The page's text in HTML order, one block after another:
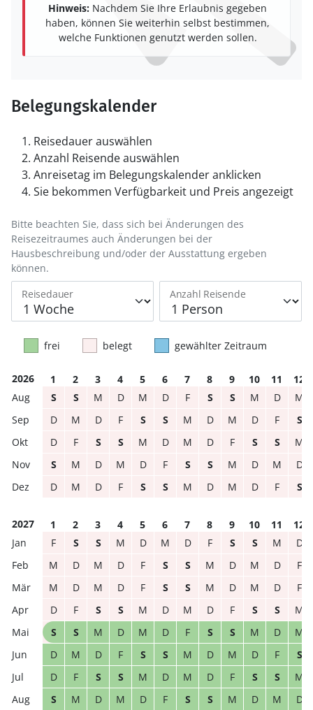
Hinweis: Nachdem Sie Ihre Erlaubnis gegeben
haben, können Sie weiterhin selbst bestimmen,
welche Funktionen genutzt werden sollen.
Belegungskalender
Reisedauer auswählen
Anzahl Reisende auswählen
Anreisetag im Belegungskalender anklicken
Sie bekommen Verfügbarkeit und Preis angezeigt
Reisedauer Anzahl Reisende
Bitte beachten Sie, dass sich bei Änderungen des
Reisezeitraumes auch Änderungen bei der
Hausbeschreibung und/oder der Ausstattung ergeben
können.
frei belegt gewählter Zeitraum
2026 1 2 3 4 5 6 7 8 9 10 11
12
S
S M D M D F S S M D
M
D
M D F S S M D M D F
S
D
F S S M D M D F S S
M
S
M D M D F S S M D M
D
D
M D F S S M D M D F S
2027 1 2 3 4 5 6 7 8 9 10 11
12
F
S S M D M D F S S M
D
M
D M D F S S M D M D
F
M
D M D F S S M D M D
F
D
F S S M D M D F S S
M
S
S M D M D F S S M D
M
D
M D F S S M D M D F
S
D
F S S M D M D F S S
M
S
M D M D F S S M D M D